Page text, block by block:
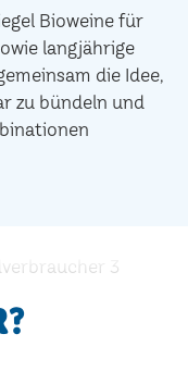
Bioweine für
langjährige
die Idee,
zu bündeln und